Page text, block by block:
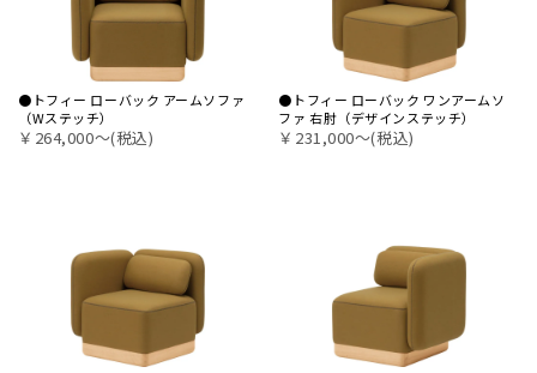
●トフィー ローバック アームソファ
（Wステッチ）
￥264,000〜(税込)
●トフィー ローバック ワンアームソ
ファ 右肘（デザインステッチ）
￥231,000〜(税込)